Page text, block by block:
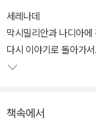
열네 살 아들을 혼자 키
은 독일계 미국인 노교
다. 일정의 마지막 날,
집하고 두 사람은 해안
세레나데
막시밀리안과 나디아에
다시 이야기로 돌아가
책속에서